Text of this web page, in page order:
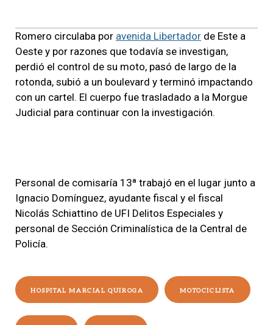
Romero circulaba por avenida Libertador de Este a
Oeste y por razones que todavía se investigan,
perdió el control de su moto, pasó de largo de la
rotonda, subió a un boulevard y terminó impactando
con un cartel. El cuerpo fue trasladado a la Morgue
Judicial para continuar con la investigación.
Personal de comisaría 13ª trabajó en el lugar junto a
Ignacio Domínguez, ayudante fiscal y el fiscal
Nicolás Schiattino de UFI Delitos Especiales y
personal de Sección Criminalística de la Central de
Policía.
HOSPITAL MARCIAL QUIROGA MOTOCICLISTA